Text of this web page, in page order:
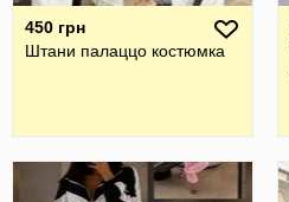
450 грн
Штани палаццо костюмка